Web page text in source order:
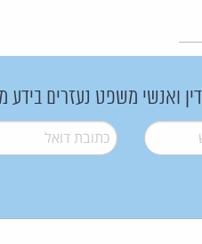
ואנשי משפט נעזרים
דואל*